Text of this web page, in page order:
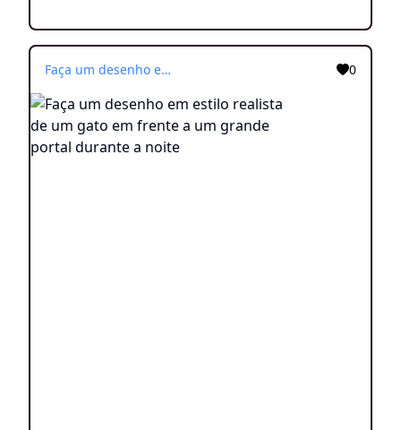
Faça um desenho em estilo realista de um gato em frente a um grande portal durante a noite 0